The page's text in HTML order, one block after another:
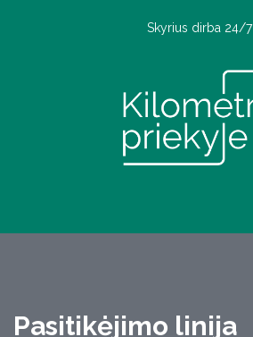
Skyrius dirba 24/7
Pasitikėjimo linija